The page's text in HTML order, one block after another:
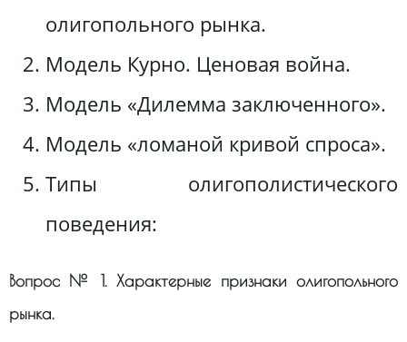
олигопольного рынка.
Модель Курно. Ценовая война.
Модель «Дилемма заключенного».
Модель «ломаной кривой спроса».
Типы олигополистического
поведения:
Вопрос № 1. Характерные признаки олигопольного
рынка.